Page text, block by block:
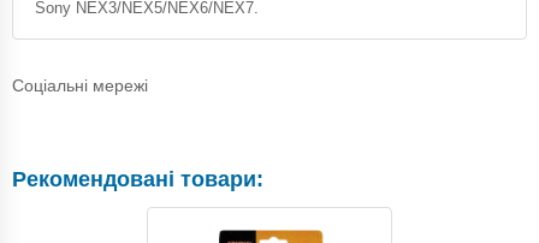
Sony NEX3/NEX5/NEX6/NEX7.
Соціальні мережі
Рекомендовані товари: